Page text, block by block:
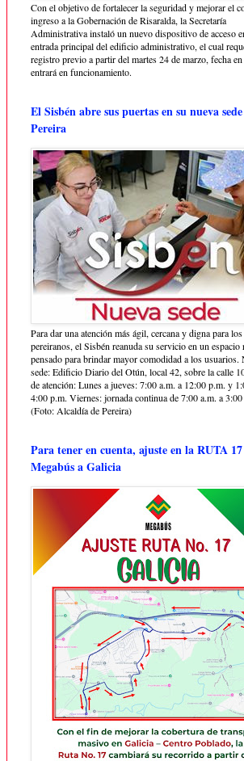
Con el objetivo de fortalecer la seguridad y mejorar el
ingreso a la Gobernación de Risaralda, la Secretaría
Administrativa instaló un nuevo dispositivo de acceso
entrada principal del edificio administrativo, el cual
registro previo a partir del martes 24 de marzo, fecha
entrará en funcionamiento.
El Sisbén abre sus puertas en su nueva
Pereira
Para dar una atención más ágil, cercana y digna para los
pereiranos, el Sisbén reanuda su servicio en un espacio
pensado para brindar mayor comodidad a los usuarios.
sede: Edificio Diario del Otún, local 42, sobre la calle
de atención: Lunes a jueves: 7:00 a.m. a 12:00 p.m. y
4:00 p.m. Viernes: jornada continua de 7:00 a.m. a
(Foto: Alcaldía de Pereira)
Para tener en cuenta, ajuste en la RUTA
Megabús a Galicia